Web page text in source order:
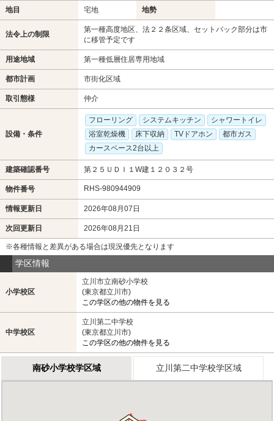
地目 宅地 地勢
法令上の制限
第一種高度地区、法２２条区域、セットバック部分は市
に移管予定です
用途地域 第一種低層住居専用地域
都市計画 市街化区域
取引態様 仲介
設備・条件
フローリング システムキッチン
シャワートイレ
浴室乾燥機
床下収納 TVドアホン
都市ガス
カースペース2台以上
建築確認番号 第２５ＵＤＩ１W建１２０３２号
物件番号 RHS-980944909
情報更新日 2026年08月07日
次回更新日 2026年08月21日
※各種情報と差異がある場合は現況優先となります
学区情報
小学校区
立川市立南砂小学校
(東京都立川市)
この学区の他の物件を見る
中学校区
立川第二中学校
(東京都立川市)
この学区の他の物件を見る
南砂小学校学区域 立川第二中学校学区域